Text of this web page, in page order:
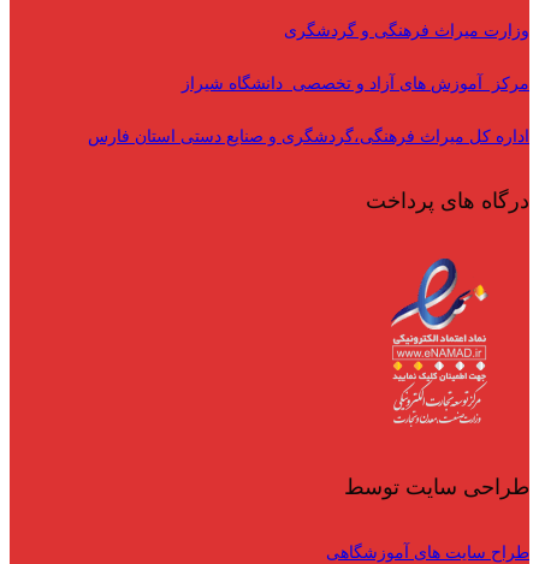
وزارت میراث فرهنگی و گردشگری
مرکز آموزش های آزاد و تخصصی دانشگاه شیراز
اداره کل میراث فرهنگی،گردشگری و صنایع دستی استان فارس
درگاه های پرداخت
طراحی سایت توسط
طراح سایت های آموزشگاهی